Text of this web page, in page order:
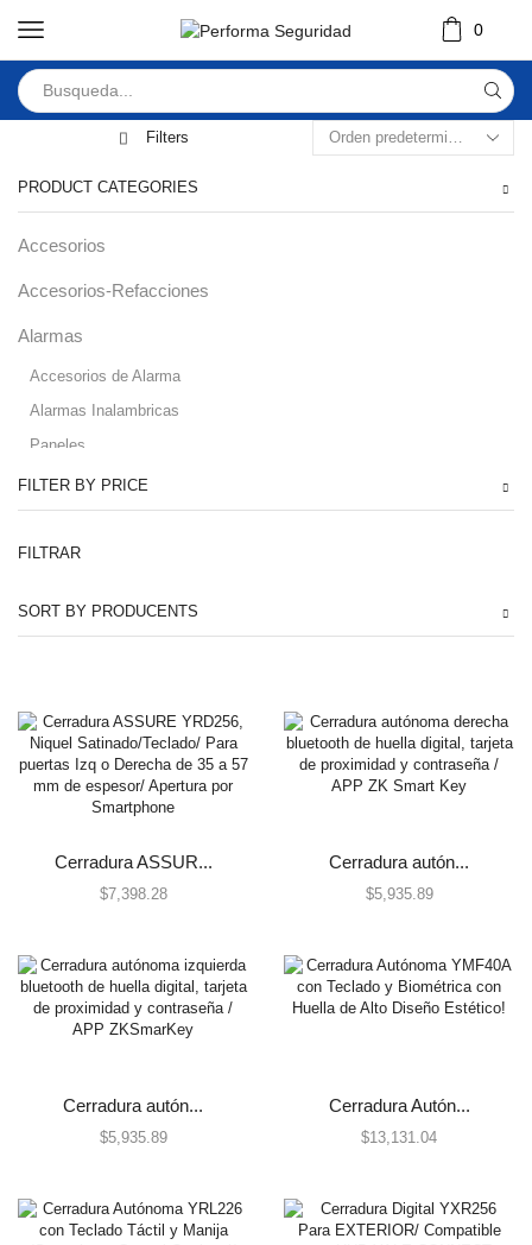
0
Filters
PRODUCT CATEGORIES
Accesorios
Accesorios-Refacciones
Alarmas
Accesorios de Alarma
Alarmas Inalambricas
Paneles
Audio
Accesorios
Estaciones de Jalón
Sirenas y Estrobos
Automatización - Casa Inteligente
Control de Iluminación
Lutron
Lutron Caseta Wireless
Relevadores WiFi
Termostatos
Cables
Centrales de Monitoreo
Centrales de Monitoreo de Alarmas
Cercas Eléctricas
Accesorios
FILTER BY PRICE
FILTRAR
SORT BY PRODUCENTS
Cerradura ASSUR...
$7,398.28
Cerradura autón...
$5,935.89
Cerradura autón...
$5,935.89
Cerradura Autón...
$13,131.04